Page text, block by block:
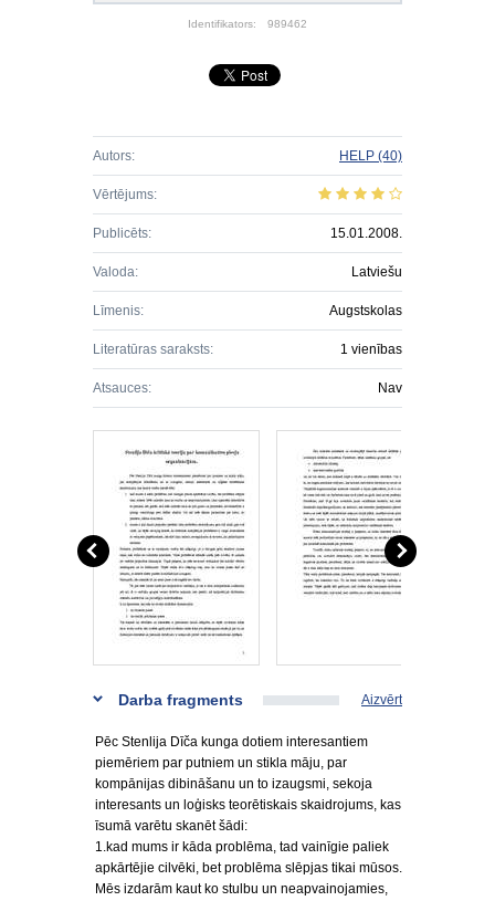
Identifikators: 989462
Autors: HELP (40)
Vērtējums:
Publicēts: 15.01.2008.
Valoda: Latviešu
Līmenis: Augstskolas
Literatūras saraksts: 1 vienības
Atsauces: Nav
Darba fragments Aizvērt
Pēc Stenlija Dīča kunga dotiem interesantiem
piemēriem par putniem un stikla māju, par
kompānijas dibināšanu un to izaugsmi, sekoja
interesants un loģisks teorētiskais skaidrojums, kas
īsumā varētu skanēt šādi:
1.kad mums ir kāda problēma, tad vainīgie paliek
apkārtējie cilvēki, bet problēma slēpjas tikai mūsos.
Mēs izdarām kaut ko stulbu un neapvainojamies,